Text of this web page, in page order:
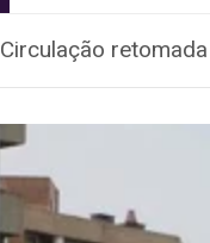
Circulação